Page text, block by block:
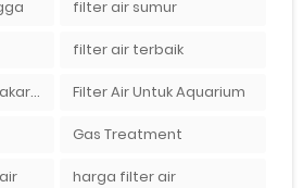
filter air sumur
filter air terbaik
Filter Air Terbaik di Jakarta Filter Air Untuk Aquarium
Gas Treatment
harga filter air